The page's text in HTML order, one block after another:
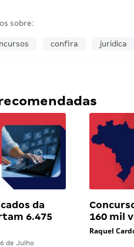
sobre:
confira juridica
da
6.475
de Julho
160 mil
Raquel